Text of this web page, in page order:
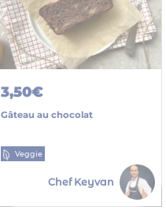
3,50€
Gâteau au chocolat
Veggie
Chef Keyvan